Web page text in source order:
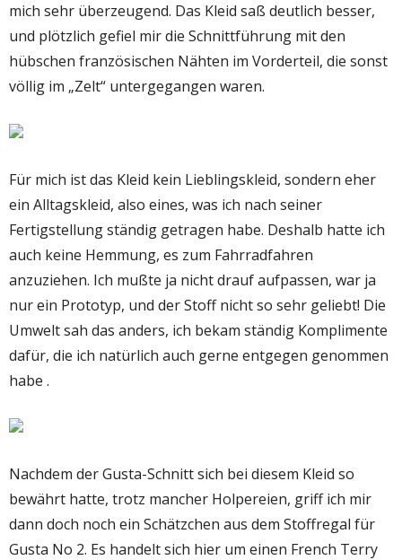
mich sehr überzeugend. Das Kleid saß deutlich besser,
und plötzlich gefiel mir die Schnittführung mit den
hübschen französischen Nähten im Vorderteil, die sonst
völlig im „Zelt“ untergegangen waren.
Für mich ist das Kleid kein Lieblingskleid, sondern eher
ein Alltagskleid, also eines, was ich nach seiner
Fertigstellung ständig getragen habe. Deshalb hatte ich
auch keine Hemmung, es zum Fahrradfahren
anzuziehen. Ich mußte ja nicht drauf aufpassen, war ja
nur ein Prototyp, und der Stoff nicht so sehr geliebt! Die
Umwelt sah das anders, ich bekam ständig Komplimente
dafür, die ich natürlich auch gerne entgegen genommen
habe .
Nachdem der Gusta-Schnitt sich bei diesem Kleid so
bewährt hatte, trotz mancher Holpereien, griff ich mir
dann doch noch ein Schätzchen aus dem Stoffregal für
Gusta No 2. Es handelt sich hier um einen French Terry